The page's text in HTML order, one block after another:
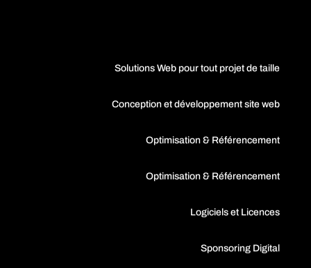
Solutions Web pour tout projet de taille
Conception et développement site web
Optimisation & Référencement
Optimisation & Référencement
Logiciels et Licences
Sponsoring Digital